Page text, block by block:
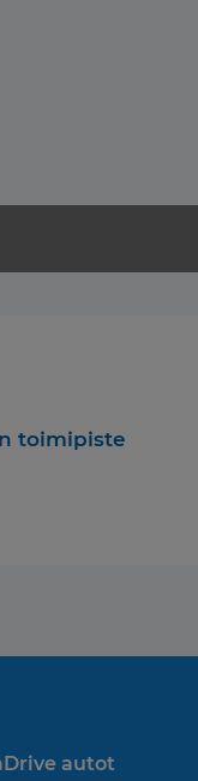
toimipiste
autot